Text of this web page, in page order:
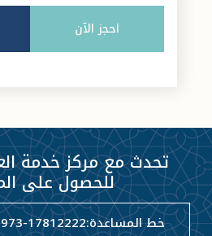
احجز الآن
تحدث مع مركز خدمة
للحصول على
خط المساعدة:17812222